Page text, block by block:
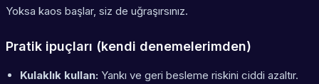
Yoksa kaos başlar, siz de uğraşırsınız.
Pratik ipuçları (kendi denemelerimden)
Kulaklık kullan: Yankı ve geri besleme riskini ciddi azaltır.